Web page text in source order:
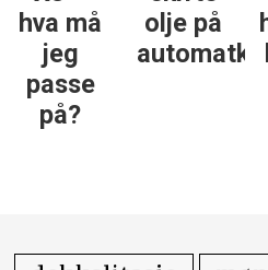
hva må
jeg
passe
på?
olje på